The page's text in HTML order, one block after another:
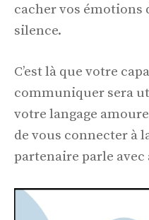
cacher vos
silence.
C’est là que votre
communiquer sera
votre langage
de vous connecter à
partenaire parle avec